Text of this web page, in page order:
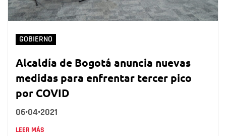
GOBIERNO
Alcaldía de Bogotá anuncia nuevas
medidas para enfrentar tercer pico
por COVID
06•04•2021
LEER MÁS